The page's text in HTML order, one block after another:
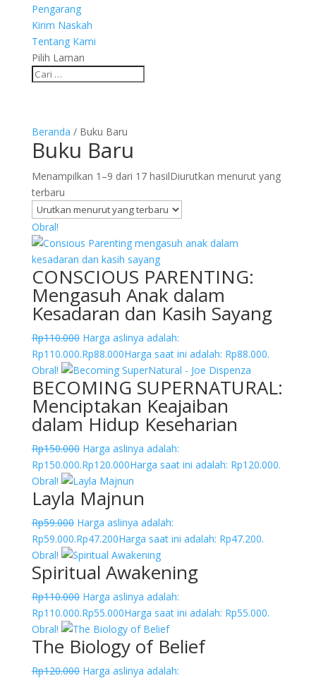
Pengarang
Kirim Naskah
Tentang Kami
Pilih Laman
Beranda / Buku Baru
Buku Baru
Menampilkan 1–9 dari 17 hasilDiurutkan menurut yang
terbaru
Obral!
CONSCIOUS PARENTING:
Mengasuh Anak dalam
Kesadaran dan Kasih Sayang
Rp110.000 Harga aslinya adalah:
Rp110.000.Rp88.000Harga saat ini adalah: Rp88.000.
Obral!
BECOMING SUPERNATURAL:
Menciptakan Keajaiban
dalam Hidup Keseharian
Rp150.000 Harga aslinya adalah:
Rp150.000.Rp120.000Harga saat ini adalah: Rp120.000.
Obral!
Layla Majnun
Rp59.000 Harga aslinya adalah:
Rp59.000.Rp47.200Harga saat ini adalah: Rp47.200.
Obral!
Spiritual Awakening
Rp110.000 Harga aslinya adalah:
Rp110.000.Rp55.000Harga saat ini adalah: Rp55.000.
Obral!
The Biology of Belief
Rp120.000 Harga aslinya adalah: